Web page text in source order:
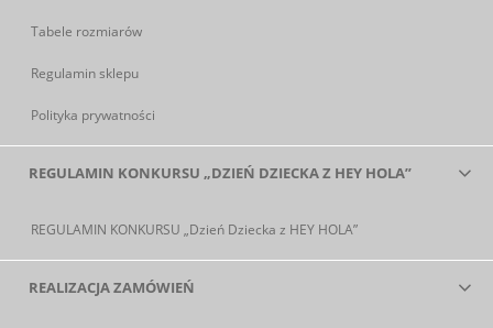
Tabele rozmiarów
Regulamin sklepu
Polityka prywatności
REGULAMIN KONKURSU „DZIEŃ DZIECKA Z HEY HOLA”
REGULAMIN KONKURSU „Dzień Dziecka z HEY HOLA”
REALIZACJA ZAMÓWIEŃ